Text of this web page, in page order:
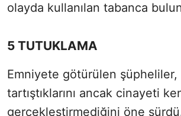
olayda kullanılan tabanca
5 TUTUKLAMA
Emniyete götürülen şüpheliler,
tartıştıklarını ancak cinayeti
gerçekleştirmediğini öne